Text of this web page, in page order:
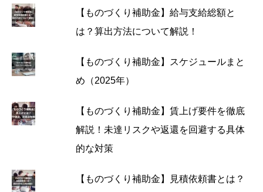
【ものづくり補助金】給与支給総額と
は？算出方法について解説！
【ものづくり補助金】スケジュールまと
め（2025年）
【ものづくり補助金】賃上げ要件を徹底
解説！未達リスクや返還を回避する具体
的な対策
【ものづくり補助金】見積依頼書とは？